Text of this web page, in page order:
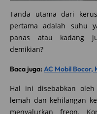
Tanda utama dari
pertama adalah suhu
panas atau kadang
demikian?
Baca juga: AC Mobil Bocor,
Hal ini disebabkan
lemah dan kehilangan
menyalurkan freon.